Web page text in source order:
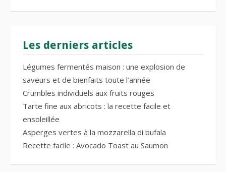
Les derniers articles
Légumes fermentés maison : une explosion de
saveurs et de bienfaits toute l’année
Crumbles individuels aux fruits rouges
Tarte fine aux abricots : la recette facile et
ensoleillée
Asperges vertes à la mozzarella di bufala
Recette facile : Avocado Toast au Saumon